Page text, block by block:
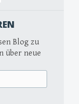
Blog zu
über neue